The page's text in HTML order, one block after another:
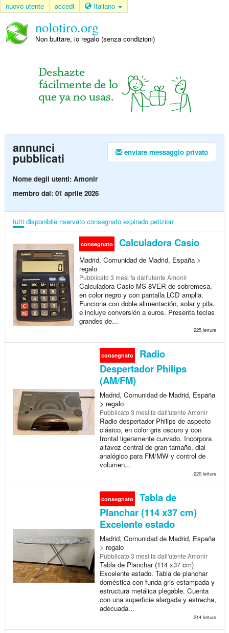
nuovo utente accedi Italiano
nolotiro.org
Non buttare, io regalo (senza condizioni)
enviare messaggio privato
annunci
pubblicati
Nome degli utenti: Amonir
membro dal: 01 aprile 2026
tutti disponibile riservato consegnato expirado petizioni
consegnato Calculadora Casio
Madrid, Comunidad de Madrid, España >
regalo
Pubblicato 3 mesi fa dall'utente Amonir
Calculadora Casio MS-8VER de sobremesa,
en color negro y con pantalla LCD amplia.
Funciona con doble alimentación, solar y pila,
e incluye conversión a euros. Presenta teclas
grandes de...
225 letture
consegnato
Radio
Despertador Philips
(AM/FM)
Madrid, Comunidad de Madrid, España
> regalo
Pubblicato 3 mesi fa dall'utente Amonir
Radio despertador Philips de aspecto
clásico, en color gris oscuro y con
frontal ligeramente curvado. Incorpora
altavoz central de gran tamaño, dial
analógico para FM/MW y control de
volumen...
220 letture
consegnato
Tabla de
Planchar (114 x37 cm)
Excelente estado
Madrid, Comunidad de Madrid, España
> regalo
Pubblicato 3 mesi fa dall'utente Amonir
Tabla de Planchar (114 x37 cm)
Excelente estado. Tabla de planchar
doméstica con funda gris estampada y
estructura metálica plegable. Cuenta
con una superficie alargada y estrecha,
adecuada...
214 letture